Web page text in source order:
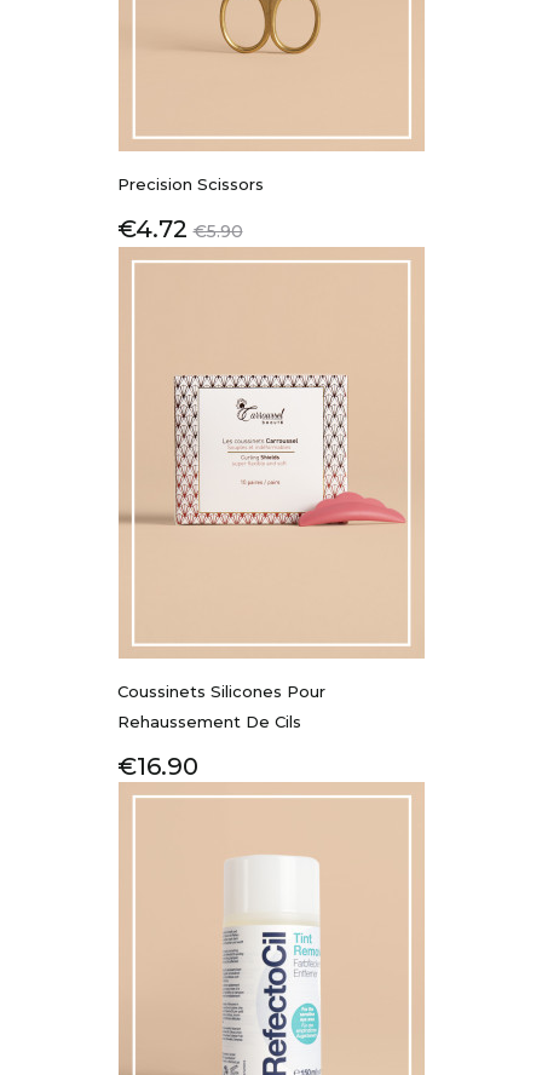
Precision Scissors
Price
€4.72 Regular
price
€5.90
Coussinets Silicones Pour
Rehaussement De Cils
Price
€16.90